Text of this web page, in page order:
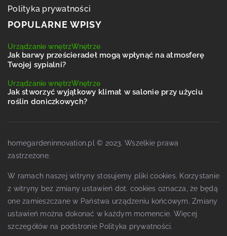
Polityka prywatności
POPULARNE WPISY
Urządzanie wnętrzWnętrze
Jak barwy prześcieradeł mogą wpłynąć na atmosferę
Twojej sypialni?
Urządzanie wnętrzWnętrze
Jak stworzyć wyjątkowy klimat w salonie przy użyciu
roślin doniczkowych?
homegardeninnovation.pl © 2023. Wszelkie prawa
zastrzeżone.
W ramach naszej witryny stosujemy pliki cookies. Korzystanie
z witryny bez zmiany ustawień dot. cookies oznacza, że będą
one zamieszczane w Państwa urządzeniu końcowym. Zmiany
ustawień można dokonać w każdym momencie. Więcej
szczegółów na podstronie Polityka prywatności.